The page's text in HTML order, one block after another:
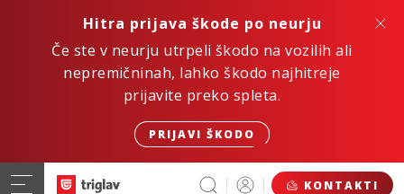
Hitra prijava škode po neurju
Če ste v neurju utrpeli škodo na vozilih ali
nepremičninah, lahko škodo najhitreje
prijavite preko spleta.
PRIJAVI ŠKODO
KONTAKTI